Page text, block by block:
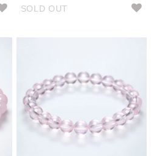
SOLD OUT